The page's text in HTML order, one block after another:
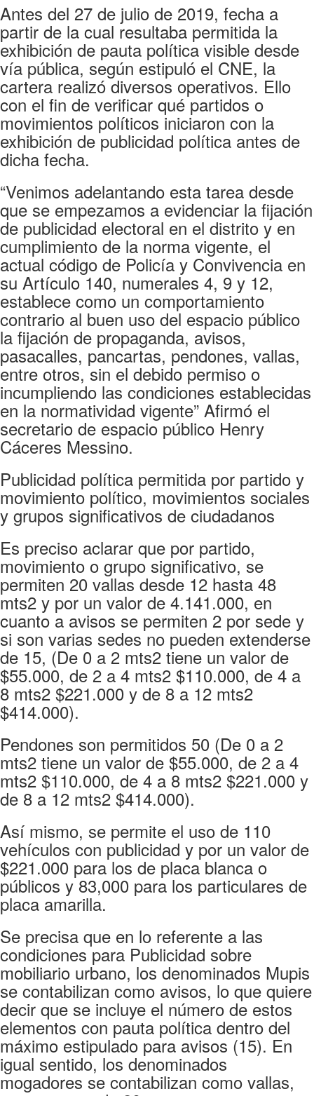
Antes del 27 de julio de 2019, fecha a
partir de la cual resultaba permitida la
exhibición de pauta política visible desde
vía pública, según estipuló el CNE, la
cartera realizó diversos operativos. Ello
con el fin de verificar qué partidos o
movimientos políticos iniciaron con la
exhibición de publicidad política antes de
dicha fecha.
“Venimos adelantando esta tarea desde
que se empezamos a evidenciar la fijación
de publicidad electoral en el distrito y en
cumplimiento de la norma vigente, el
actual código de Policía y Convivencia en
su Artículo 140, numerales 4, 9 y 12,
establece como un comportamiento
contrario al buen uso del espacio público
la fijación de propaganda, avisos,
pasacalles, pancartas, pendones, vallas,
entre otros, sin el debido permiso o
incumpliendo las condiciones establecidas
en la normatividad vigente” Afirmó el
secretario de espacio público Henry
Cáceres Messino.
Publicidad política permitida por partido y
movimiento político, movimientos sociales
y grupos significativos de ciudadanos
Es preciso aclarar que por partido,
movimiento o grupo significativo, se
permiten 20 vallas desde 12 hasta 48
mts2 y por un valor de 4.141.000, en
cuanto a avisos se permiten 2 por sede y
si son varias sedes no pueden extenderse
de 15, (De 0 a 2 mts2 tiene un valor de
$55.000, de 2 a 4 mts2 $110.000, de 4 a
8 mts2 $221.000 y de 8 a 12 mts2
$414.000).
Pendones son permitidos 50 (De 0 a 2
mts2 tiene un valor de $55.000, de 2 a 4
mts2 $110.000, de 4 a 8 mts2 $221.000 y
de 8 a 12 mts2 $414.000).
Así mismo, se permite el uso de 110
vehículos con publicidad y por un valor de
$221.000 para los de placa blanca o
públicos y 83,000 para los particulares de
placa amarilla.
Se precisa que en lo referente a las
condiciones para Publicidad sobre
mobiliario urbano, los denominados Mupis
se contabilizan como avisos, lo que quiere
decir que se incluye el número de estos
elementos con pauta política dentro del
máximo estipulado para avisos (15). En
igual sentido, los denominados
mogadores se contabilizan como vallas,